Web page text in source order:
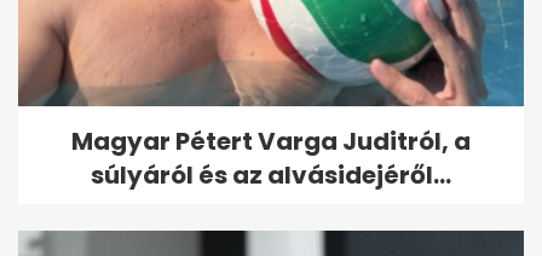
Magyar Pétert Varga Juditról, a
súlyáról és az alvásidejéről...